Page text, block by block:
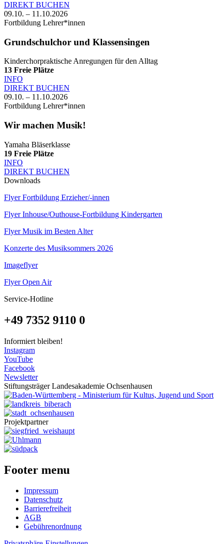
DIREKT BUCHEN
09.10. – 11.10.2026
Fortbildung Lehrer*innen
Grundschulchor und Klassensingen
Kinderchorpraktische Anregungen für den Alltag
13 Freie Plätze
INFO
DIREKT BUCHEN
09.10. – 11.10.2026
Fortbildung Lehrer*innen
Wir machen Musik!
Yamaha Bläserklasse
19 Freie Plätze
INFO
DIREKT BUCHEN
Downloads
Flyer Fortbildung Erzieher/-innen
Flyer Inhouse/Outhouse-Fortbildung Kindergarten
Flyer Musik im Besten Alter
Konzerte des Musiksommers 2026
Imageflyer
Flyer Open Air
Service-Hotline
+49 7352 9110 0
Informiert bleiben!
Instagram
YouTube
Facebook
Newsletter
Stiftungsträger Landesakademie Ochsenhausen
Projektpartner
Footer menu
Impressum
Datenschutz
Barrierefreiheit
AGB
Gebührenordnung